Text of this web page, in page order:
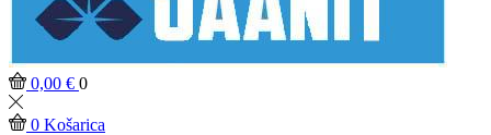
0,00 € 0
0 Košarica